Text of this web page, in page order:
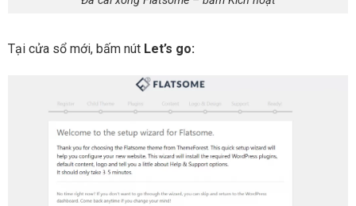
Tại cửa sổ mới, bấm nút Let’s go: